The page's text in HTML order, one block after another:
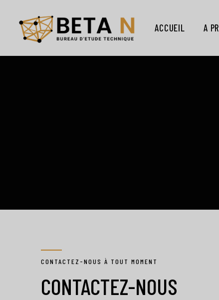
ACCUEIL A
CONTACTEZ-NOUS À TOUT MOMENT
CONTACTEZ-NOUS